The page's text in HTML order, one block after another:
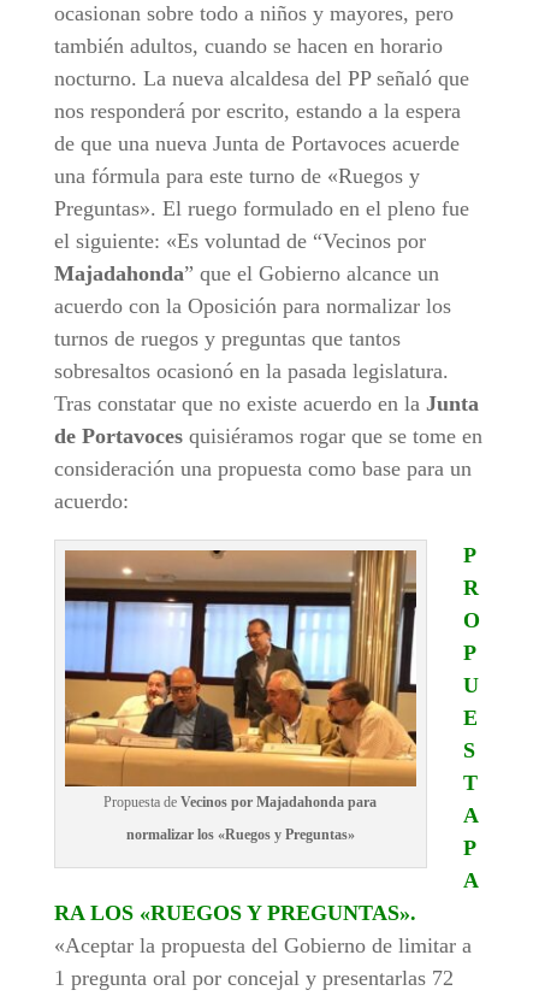
ocasionan sobre todo a niños y mayores, pero
también adultos, cuando se hacen en horario
nocturno. La nueva alcaldesa del PP señaló que
nos responderá por escrito, estando a la espera
de que una nueva Junta de Portavoces acuerde
una fórmula para este turno de «Ruegos y
Preguntas». El ruego formulado en el pleno fue
el siguiente: «Es voluntad de “Vecinos por
Majadahonda” que el Gobierno alcance un
acuerdo con la Oposición para normalizar los
turnos de ruegos y preguntas que tantos
sobresaltos ocasionó en la pasada legislatura.
Tras constatar que no existe acuerdo en la Junta
de Portavocesquisiéramos rogar que se tome en
consideración una propuesta como base para un
acuerdo:
Propuesta deVecinos por Majadahonda para
normalizar los «Ruegos y Preguntas»
P
R
O
P
U
E
S
T
A
P
A
RA LOS «RUEGOS Y PREGUNTAS».
«Aceptar la propuesta del Gobierno de limitar a
1 pregunta oral por concejal y presentarlas 72